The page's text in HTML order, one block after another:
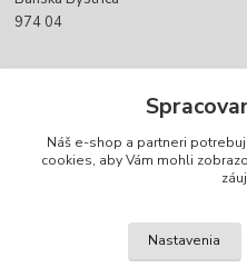
974 04
+421 903 152 158
Náš e-shop a partneri
cookies, aby Vám mohli
Nastavenia